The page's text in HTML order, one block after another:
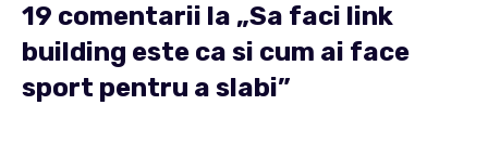
19 comentarii la „Sa faci link
building este ca si cum ai face
sport pentru a slabi”